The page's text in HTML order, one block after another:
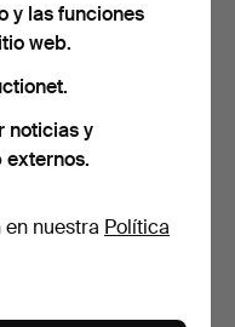
PERSSON. Dibujo
18 abr 2026
USD
y las funciones
web.
noticias y
externos.
nuestra Política